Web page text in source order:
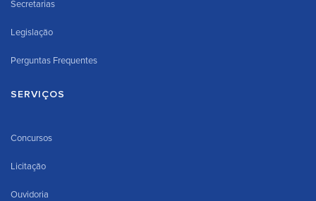
Secretarias
Legislação
Perguntas Frequentes
SERVIÇOS
Concursos
Licitação
Ouvidoria